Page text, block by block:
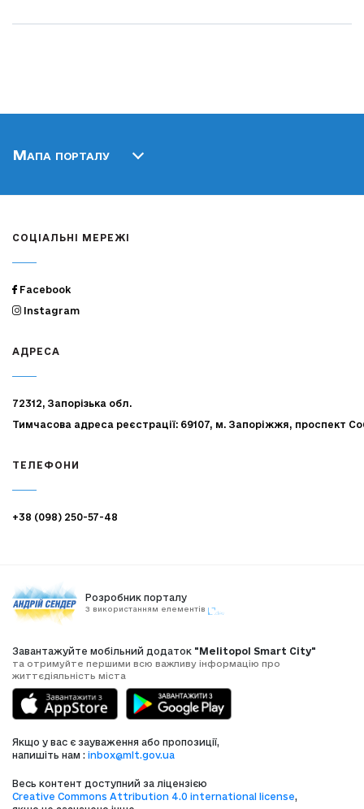
Мапа порталу
СОЦІАЛЬНІ МЕРЕЖІ
Facebook
Instagram
АДРЕСА
72312, Запорізька обл.
Тимчасова адреса реєстрації: 69107, м. Запоріжжя, проспект
ТЕЛЕФОНИ
+38 (098) 250-57-48
Розробник порталу
З використанням елементів
Завантажуйте мобільний додаток "Melitopol Smart City"
та отримуйте першими всю важливу інформацію про
життєдіяльність міста
Якщо у вас є зауваження або пропозиції,
напишіть нам : inbox@mlt.gov.ua
Весь контент доступний за ліцензією
Creative Commons Attribution 4.0 international license,